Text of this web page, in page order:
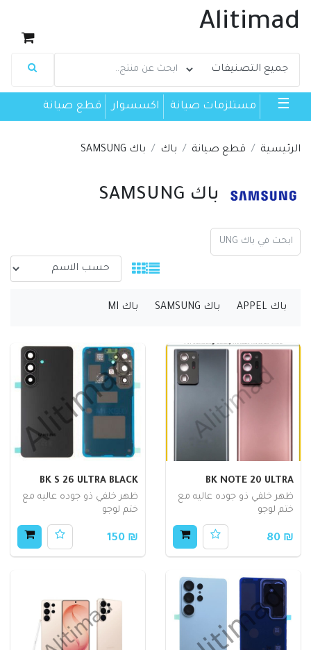
Alitimad
☰ مستلزمات صيانة اكسسوار قطع صيانة
الرئيسية قطع صيانة باك باك SAMSUNG
باك SAMSUNG
باك APPEL باك SAMSUNG باك MI
BK NOTE 20 ULTRA
ظهر خلفي ذو جوده عاليه مع
ختم لوجو
₪ 80
BK S 26 ULTRA BLACK
ظهر خلفي ذو جوده عاليه مع
ختم لوجو
₪ 150